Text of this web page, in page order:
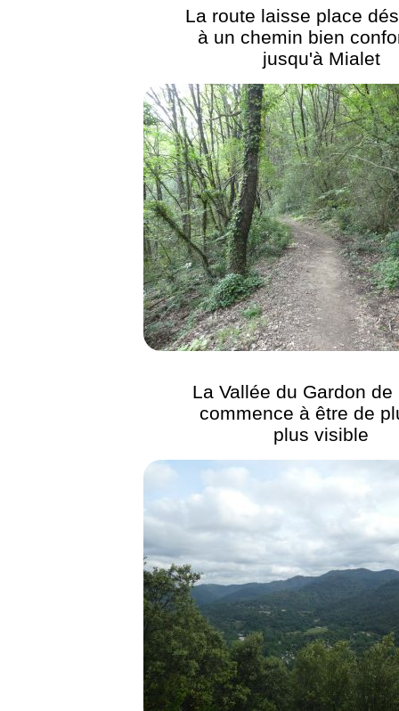
La route laisse place
à un chemin bien
jusqu'à Mialet
La Vallée du Gardon de
commence à être de
plus visible